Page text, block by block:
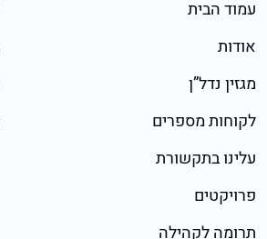
עמוד הבית
אודות
מגזין נדל”ן
לקוחות מספרים
עלינו בתקשורת
פרויקטים
תרומה לקהילה